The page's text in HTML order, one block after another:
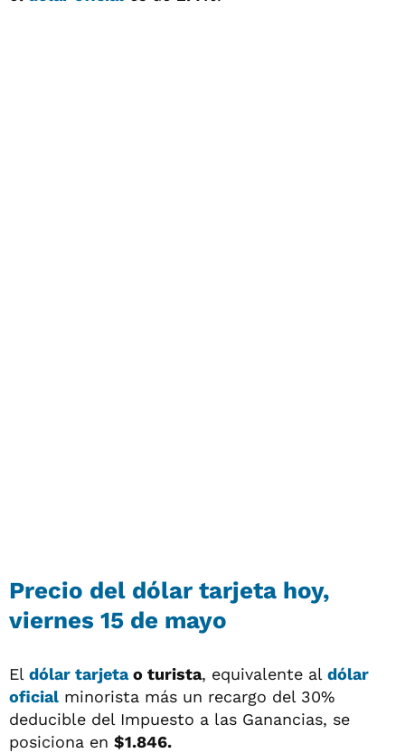
Precio del dólar tarjeta hoy,
viernes 15 de mayo
El dólar tarjetao turista, equivalente al dólar
oficial minorista más un recargo del 30%
deducible del Impuesto a las Ganancias, se
posiciona en $1.846.